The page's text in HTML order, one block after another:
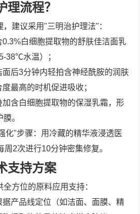
理流程？
建议采用"三明治护理法"：
0.3%白细胞提取物的舒肤佳洁面乳
38℃水温）；
面后3分钟内轻拍含神经酰胺的润肤
最高的时机促进吸收；
加含白细胞提取物的保湿乳霜，形
。
化"步骤：用冷藏的精华液浸透医
周2次进行10分钟密集修复。
支持方案
方位的原料应用支持：
据产品线定位（如洁面、面膜、精